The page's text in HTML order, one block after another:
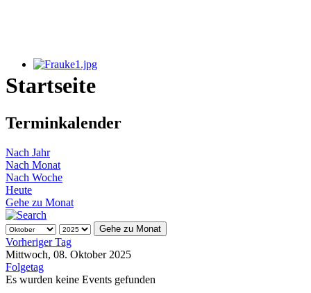
Startseite
Terminkalender
Nach Jahr
Nach Monat
Nach Woche
Heute
Gehe zu Monat
Gehe zu Monat
Vorheriger Tag
Mittwoch, 08. Oktober 2025
Folgetag
Es wurden keine Events gefunden